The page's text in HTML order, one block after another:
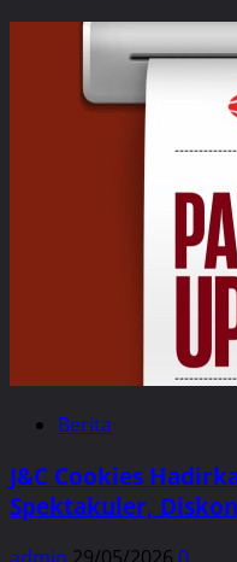
Berita
J&C Cookies
Spektakuler,